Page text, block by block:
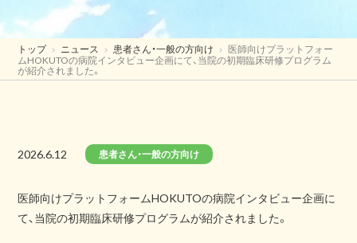
トップ ニュース 患者さん・一般の方向け 医師向けプラットフォー
ムHOKUTOの病院インタビュー企画にて、当院の初期臨床研修プログラム
が紹介されました。
2026.6.12 患者さん・一般の方向け
医師向けプラットフォームHOKUTOの病院インタビュー企画に
て、当院の初期臨床研修プログラムが紹介されました。